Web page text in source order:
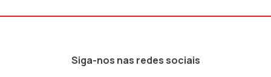
Siga-nos nas redes sociais